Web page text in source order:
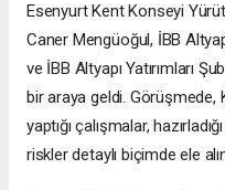
Esenyurt Kent Konseyi
Caner Mengüoğul, İBB
ve İBB Altyapı Yatırımları
bir araya geldi. Görüşmede,
yaptığı çalışmalar,
riskler detaylı biçimde ele